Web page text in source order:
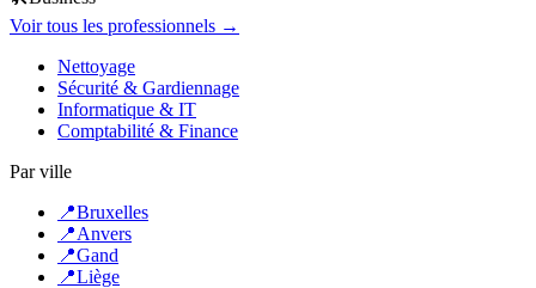
Voir tous les professionnels →
Nettoyage
Sécurité & Gardiennage
Informatique & IT
Comptabilité & Finance
Par ville
📍Bruxelles
📍Anvers
📍Gand
📍Liège